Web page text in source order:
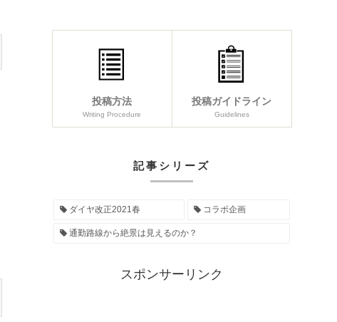
投稿方法
Writing Procedure
投稿ガイドライン
Guidelines
記事シリーズ
ダイヤ改正2021春 コラボ企画
通勤路線から絶景は見えるのか？
スポンサーリンク